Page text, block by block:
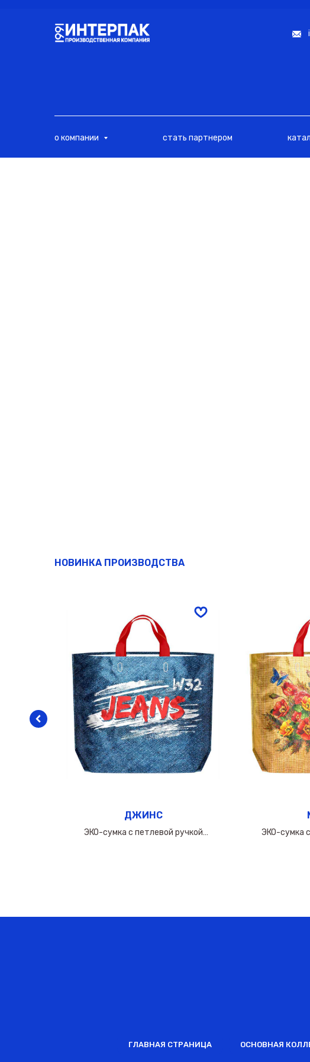
о компании стать партнером
НОВИНКА ПРОИЗВОДСТВА
ДЖИНС
ЭКО-сумка c петлевой ручкой
ЭКО-сумка
ГЛАВНАЯ СТРАНИЦА ОСНОВНАЯ